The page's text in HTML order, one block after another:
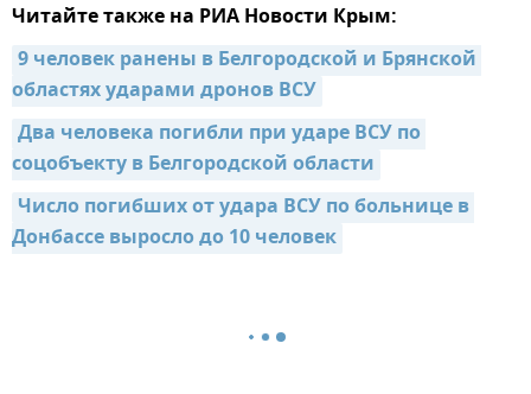
Читайте также на РИА Новости Крым:
9 человек ранены в Белгородской и Брянской
областях ударами дронов ВСУ
Два человека погибли при ударе ВСУ по
соцобъекту в Белгородской области
Число погибших от удара ВСУ по больнице в
Донбассе выросло до 10 человек